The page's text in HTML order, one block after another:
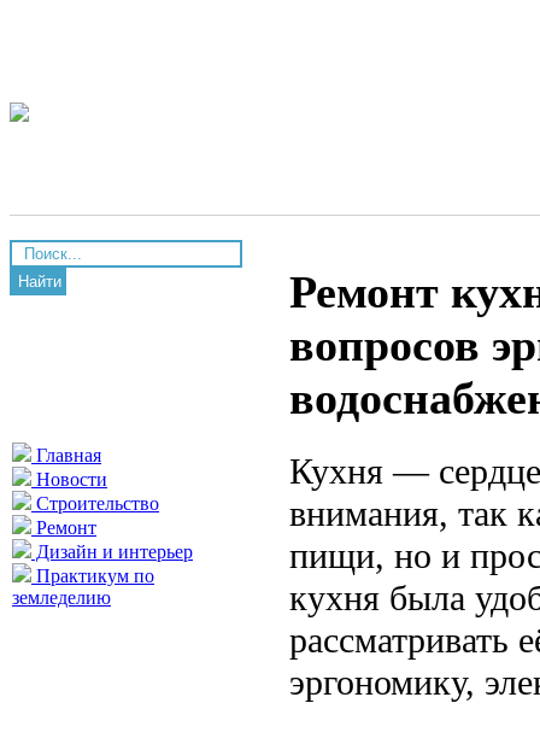
Найти
Главная
Новости
Строительство
Ремонт
Дизайн и интерьер
Практикум по
земледелию
Ремонт
вопросов
Кухня —
внимания, так
пищи, но и
кухня была
рассматривать
эргономику,